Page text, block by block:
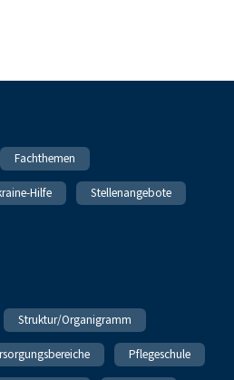
Fachthemen
Hilfe Stellenangebote
Struktur/Organigramm
Pflegeschule